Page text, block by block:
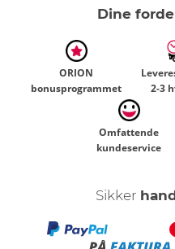
Dine
ORION
bonusprogrammet
2-3
Omfattende
kundeservice
Sikker